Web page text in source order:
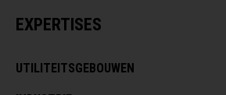
EXPERTISES
UTILITEITSGEBOUWEN